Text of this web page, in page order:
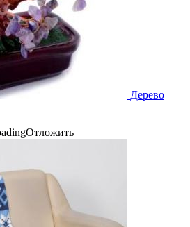
Дерево
Отложить